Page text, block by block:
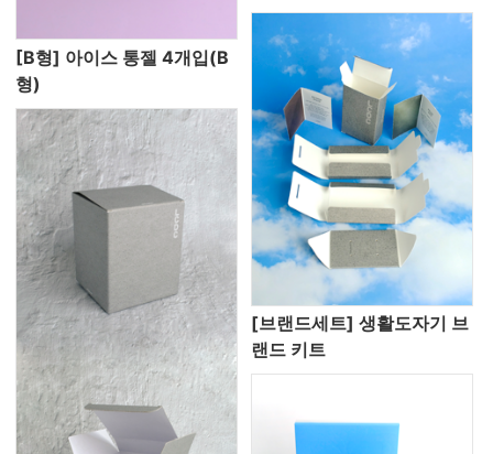
[B형] 아이스 통젤 4개입(B
형)
[브랜드세트] 생활도자기 브
랜드 키트